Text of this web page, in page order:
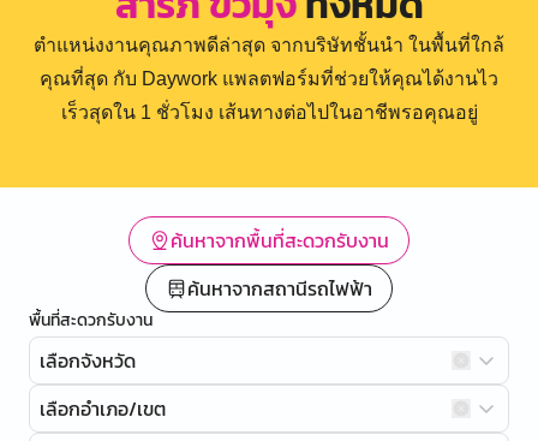
ตำแหน่งงานคุณภาพดีล่าสุด จากบริษัทชั้นนำ ในพื้นที่ใกล้
คุณที่สุด กับ Daywork แพลตฟอร์มที่ช่วยให้คุณได้งานไว
เร็วสุดใน 1 ชั่วโมง เส้นทางต่อไปในอาชีพรอคุณอยู่
ค้นหาจากพื้นที่สะดวกรับงาน
ค้นหาจากสถานีรถไฟฟ้า
พื้นที่สะดวกรับงาน
เลือกจังหวัด
เลือกอำเภอ/เขต